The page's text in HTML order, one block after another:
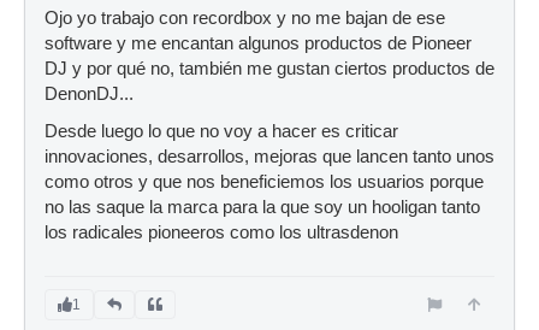
Ojo yo trabajo con recordbox y no me bajan de ese
software y me encantan algunos productos de Pioneer
DJ y por qué no, también me gustan ciertos productos de
DenonDJ...
Desde luego lo que no voy a hacer es criticar
innovaciones, desarrollos, mejoras que lancen tanto unos
como otros y que nos beneficiemos los usuarios porque
no las saque la marca para la que soy un hooligan tanto
los radicales pioneeros como los ultrasdenon
1